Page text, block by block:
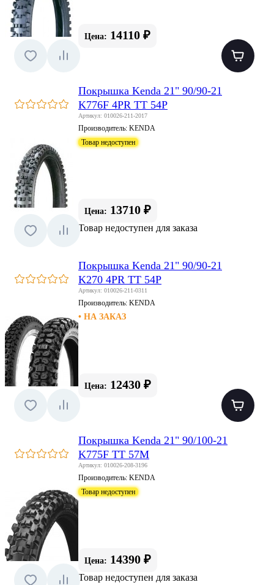
Цена: 14110 ₽
Покрышка Kenda 21" 90/90-21
K776F 4PR TT 54P
Артикул: 010026-211-2017
Производитель: KENDA
Товар недоступен
Цена: 13710 ₽
Товар недоступен для заказа
Покрышка Kenda 21" 90/90-21
K270 4PR TT 54P
Артикул: 010026-211-0311
Производитель: KENDA
• НА ЗАКАЗ
Цена: 12430 ₽
Покрышка Kenda 21" 90/100-21
K775F TT 57M
Артикул: 010026-208-3196
Производитель: KENDA
Товар недоступен
Цена: 14390 ₽
Товар недоступен для заказа